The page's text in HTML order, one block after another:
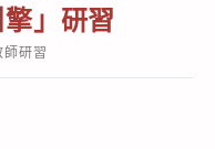
」研習
師研習